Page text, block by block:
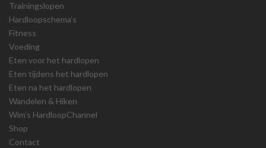
Trainingslopen
Hardloopschema’s
Fitness
Voeding
Eten voor het hardlopen
Eten tijdens het hardlopen
Eten na het hardlopen
Wandelen & Hiken
Wim’s HardloopChannel
Shop
Contact